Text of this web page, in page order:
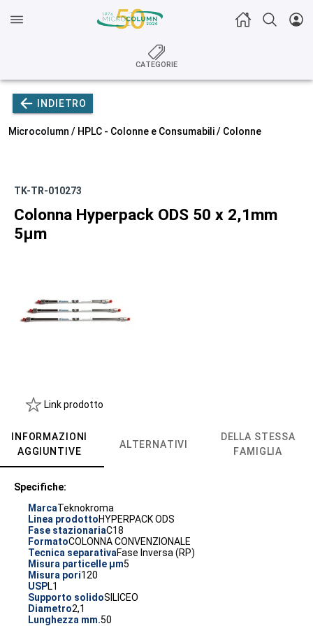
CATEGORIE
INDIETRO
Microcolumn / HPLC - Colonne e Consumabili/ Colonne
TK-TR-010273
Colonna Hyperpack ODS 50 x 2,1mm
5µm
Link prodotto
INFORMAZIONI
AGGIUNTIVE
ALTERNATIVI
DELLA STESSA
FAMIGLIA
Specifiche:
MarcaTeknokroma
Linea prodottoHYPERPACK ODS
Fase stazionariaC18
FormatoCOLONNA CONVENZIONALE
Tecnica separativaFase Inversa (RP)
Misura particelle µm5
Misura pori120
USPL1
Supporto solidoSILICEO
Diametro2,1
Lunghezza mm.50